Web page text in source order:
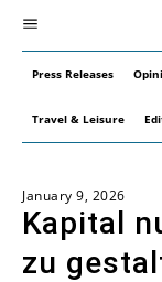
Press Releases
Travel & Leisure
January 9, 2026
Kapital
zu